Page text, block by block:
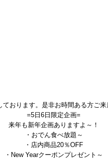
おります。是非お時間ある方ご来
=5日6日限定企画=
来年も新年企画ありますよ～！
・おでん食べ放題～
・店内商品20％OFF
・New Yearクーポンプレゼント～